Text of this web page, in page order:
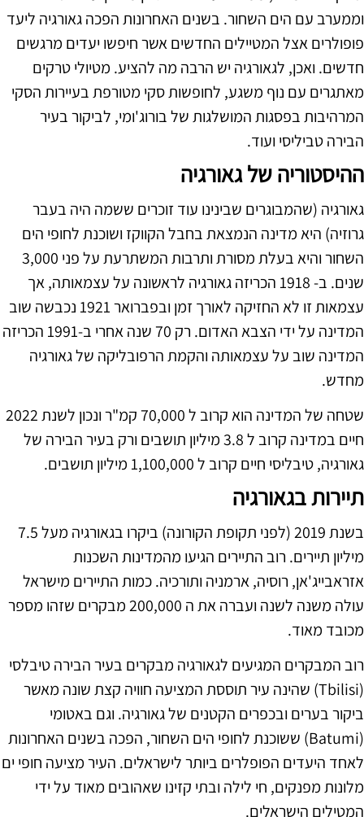
וממערב עם הים השחור. בשנים האחרונות הפכה גאורגיה ליעד
פופולרים אצל המטיילים החדשים אשר חיפשו יעדים מרגשים
חדשים. ואכן, לגאורגיה יש הרבה מה להציע. מטיולי טרקים
מאתגרים עם נוף משגע, לחופשות סקי מטורפת בעיירות הסקי
המרהיבות בפסגות המושלגות של בורוג'ומי, לביקור בעיר
הבירה טביליסי ועוד.
ההיסטוריה של גאורגיה
גאורגיה (שהמבוגרים שבינינו עוד זוכרים ששמה היה בעבר
גרוזיה) היא מדינה הנמצאת בחבל הקווקז ושוכנת לחופי הים
השחור והיא בעלת מסורת ותרבות המשתרעת על פני 3,000
שנים. ב- 1918 הכריזה גאורגיה לראשונה על עצמאותה, אך
עצמאות זו לא החזיקה לאורך זמן ובפברואר 1921 נכבשה שוב
המדינה על ידי הצבא האדום. רק 70 שנה אחרי ב-1991 הכריזה
המדינה שוב על עצמאותה והקמת הרפובליקה של גאורגיה
מחדש.
שטחה של המדינה הוא קרוב ל 70,000 קמ"ר ונכון לשנת 2022
חיים במדינה קרוב ל 3.8 מיליון תושבים ורק בעיר הבירה של
גאורגיה, טיבליסי חיים קרוב ל 1,100,000 מיליון תושבים.
תיירות בגאורגיה
בשנת 2019 (לפני תקופת הקורונה) ביקרו בגאורגיה מעל 7.5
מיליון תיירים. רוב התיירים הגיעו מהמדינות השכנות
אזראבייג'אן, רוסיה, ארמניה ותורכיה. כמות התיירים מישראל
עולה משנה לשנה ועברה את ה 200,000 מבקרים שזהו מספר
מכובד מאוד.
רוב המבקרים המגיעים לגאורגיה מבקרים בעיר הבירה טיבלסי
(Tbilisi) שהינה עיר תוססת המציעה חוויה קצת שונה מאשר
ביקור בערים ובכפרים הקטנים של גאורגיה. וגם באטומי
(Batumi) ששוכנת לחופי הים השחור, הפכה בשנים האחרונות
לאחד היעדים הפופלרים ביותר לישראלים. העיר מציעה חופי ים
מלונות מפנקים, חי לילה ובתי קזינו שאהובים מאוד על ידי
המטילים הישראלים.